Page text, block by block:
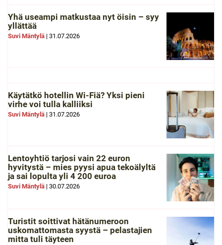
Yhä useampi matkustaa nyt öisin – syy
yllättää
Suvi Mäntylä | 31.07.2026
Käytätkö hotellin Wi-Fiä? Yksi pieni
virhe voi tulla kalliiksi
Suvi Mäntylä | 31.07.2026
Lentoyhtiö tarjosi vain 22 euron
hyvitystä – mies pyysi apua tekoälyltä
ja sai lopulta yli 4 200 euroa
Suvi Mäntylä | 30.07.2026
Turistit soittivat hätänumeroon
uskomattomasta syystä – pelastajien
mitta tuli täyteen